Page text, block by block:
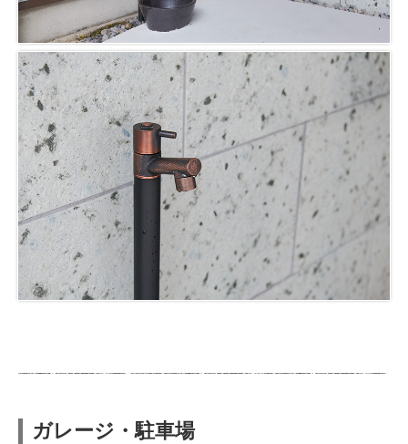
ガレージ・駐車場